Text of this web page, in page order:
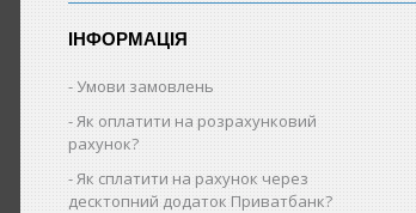
ІНФОРМАЦІЯ
Умови замовлень
Як оплатити на розрахунковий
рахунок?
Як cплатити на рахунок через
десктопний додаток Приватбанк?